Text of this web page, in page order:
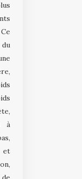
à